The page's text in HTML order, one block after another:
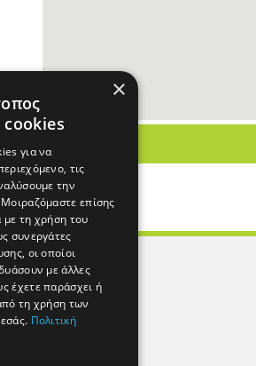
×
cookies
για να
τις
την
επίσης
με τη χρήση του
συνεργάτες
οι οποίοι
με άλλες
έχετε παράσχει ή
τη χρήση των
Πολιτική